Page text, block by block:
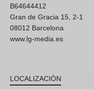
B64644412
Gran de Gracia 15, 2-1
08012 Barcelona
www.lg-media.es
LOCALIZACIÓN